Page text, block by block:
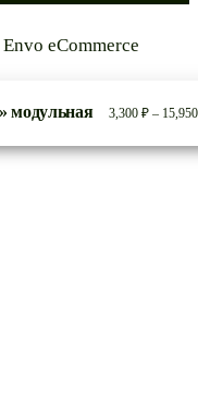
Envo eCommerce
модульная 3,300₽ –